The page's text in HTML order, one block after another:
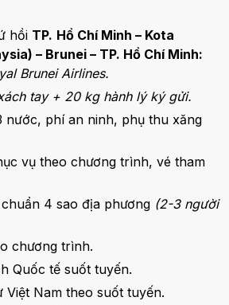
hồi TP. Hồ Chí Minh – Kota
– Brunei – TP. Hồ Chí Minh:
Brunei Airlines.
tay + 20 kg hành lý ký gửi.
nước, phí an ninh, phụ thu xăng
vụ theo chương trình, vé tham
4 sao địa phương (2-3 người
chương trình.
Quốc tế suốt tuyến.
Việt Nam theo suốt tuyến.